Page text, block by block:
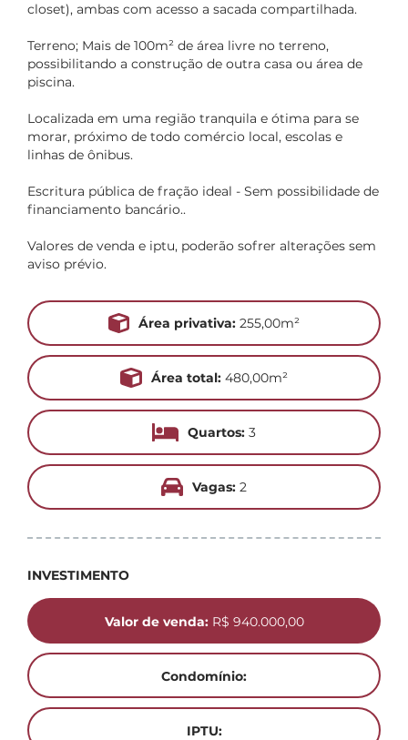
closet), ambas com acesso a sacada compartilhada.
Terreno; Mais de 100m² de área livre no terreno,
possibilitando a construção de outra casa ou área de
piscina.
Localizada em uma região tranquila e ótima para se
morar, próximo de todo comércio local, escolas e
linhas de ônibus.
Escritura pública de fração ideal - Sem possibilidade de
financiamento bancário..
Valores de venda e iptu, poderão sofrer alterações sem
aviso prévio.
Área privativa: 255,00m²
Área total:480,00m²
Quartos:3
Vagas:2
INVESTIMENTO
Valor de venda:R$ 940.000,00
Condomínio:
IPTU: